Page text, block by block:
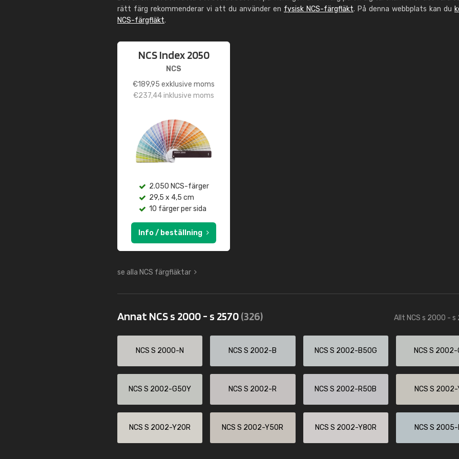
rätt färg rekommenderar vi att du använder en fysisk NCS-färgfläkt. På denna webbplats kan du
NCS-färgfläkt.
NCS Index 2050
NCS
€189,95 exklusive moms
€237,44inklusive moms
2.050 NCS-färger
29,5 x 4,5 cm
10 färger per sida
Info / beställning
se alla NCS färgfläktar
Annat NCS s 2000 - s 2570(326) Allt NCS s 2000 - s
NCS S 2000-N NCS S 2002-B NCS S 2002-B50G NCS S 2002-
NCS S 2002-G50Y NCS S 2002-R NCS S 2002-R50B NCS S 2002-
NCS S 2002-Y20R NCS S 2002-Y50R NCS S 2002-Y80R NCS S 2005-